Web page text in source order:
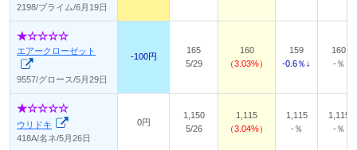
2198/プライム/6月19日
エアークローゼット
9557/グロース/5月29日
-100円
165
5/29
160
3.03%
159
-0.6％↓
160
-％
ウリドキ
418A/名ネ/5月26日
0円
1,150
5/26
1,115
3.04%
1,115
-％
1,115
-％